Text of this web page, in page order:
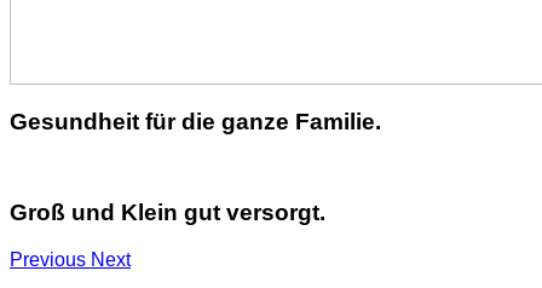
Gesundheit für die ganze Familie.
Groß und Klein gut versorgt.
Previous Next